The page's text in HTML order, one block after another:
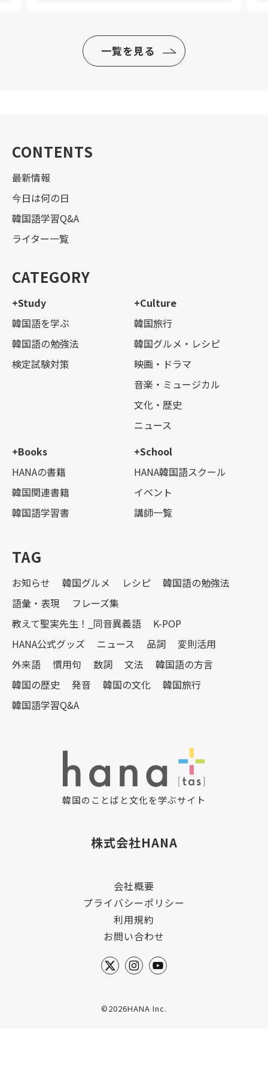
一覧を見る
CONTENTS
最新情報
今日は何の日
韓国語学習Q&A
ライター一覧
CATEGORY
+Study
韓国語を学ぶ
韓国語の勉強法
検定試験対策
+Culture
韓国旅行
韓国グルメ・レシピ
映画・ドラマ
音楽・ミュージカル
文化・歴史
ニュース
+Books
HANAの書籍
韓国関連書籍
韓国語学習書
+School
HANA韓国語スクール
イベント
講師一覧
TAG
お知らせ 韓国グルメ レシピ
韓国語の勉強法
語彙・表現
フレーズ集
教えて聖実先生！_同音異義語
K-POP
HANA公式グッズ
ニュース 品詞
変則活用
外来語
慣用句 数詞 文法
韓国語の方言
韓国の歴史
発音 韓国の文化
韓国旅行
韓国語学習Q&A
韓国のことばと文化を学ぶサイト
株式会社HANA
会社概要
プライバシーポリシー
利用規約
お問い合わせ
©2026HANA Inc.